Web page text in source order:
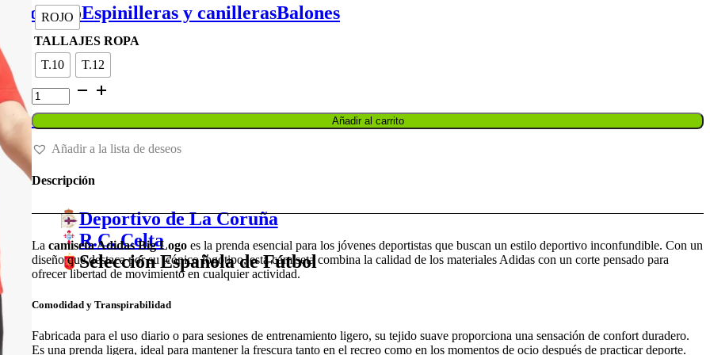
porteroEspinilleras y canillerasBalones
Deportivo de La Coruña
R.C. Celta
Selección Española de Fútbol
era:
20,00 €.
es:
ROJO
TALLAJES ROPA
T.10
T.12
CAMISETA
ADIDAS
BIG
LOGO
cantidad
Añadir al carrito
Añadir a la lista de deseos
Descripción
La camiseta Adidas Big Logo es la prenda esencial para los jóvenes deportistas que buscan un estilo deportivo inconfundible. Con un
diseño que destaca por su icónico logotipo, esta camiseta combina la calidad de los materiales Adidas con un corte pensado para
ofrecer libertad de movimiento en cualquier actividad.
Comodidad y Transpirabilidad
Fabricada para el uso diario o para sesiones de entrenamiento ligero, su tejido suave proporciona una sensación de confort duradero.
Es una prenda ligera, ideal para mantener la frescura tanto en el recreo como en los momentos de ocio después de practicar deporte.